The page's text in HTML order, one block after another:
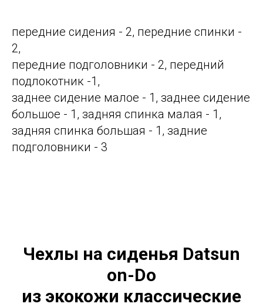
передние сидения - 2, передние спинки -
2,
передние подголовники - 2, передний
подлокотник -1,
заднее сидение малое - 1, заднее сидение
большое - 1, задняя спинка малая - 1,
задняя спинка большая - 1, задние
подголовники - 3
Чехлы на сиденья Datsun
on-Do
из экокожи классические